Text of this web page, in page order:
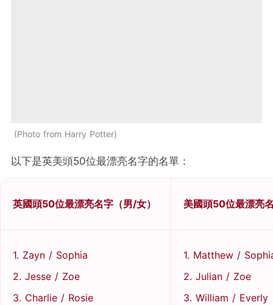
Photo from Harry Potter
以下是英美頭50位最漂亮名字的名單：
英國頭50位最漂亮名字（男/女） 美國頭50位最漂亮
1. Zayn / Sophia
2. Jesse / Zoe
3. Charlie / Rosie
1. Matthew /
2. Julian / Zoe
3. William / Everly